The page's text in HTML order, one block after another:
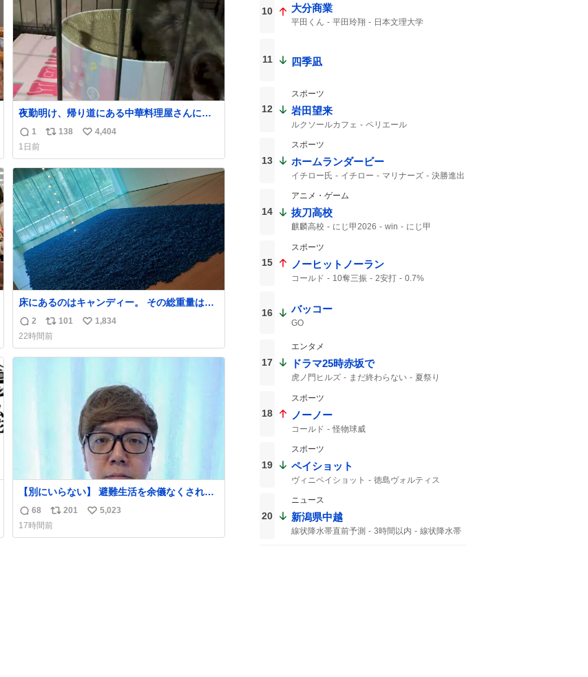
数
夜勤明け、帰り道にある中華料理屋さんに行
ったら急に「トイレニネコチャンイルヨ！ド
ウブツスキデショ！」と言われ(好きだけど
さ……)とトイレ行ったらまじで可愛い猫ちゃ
んがいた最大級のありがとうありがとうあり
がとうね〜〜〜！
返
信
数
1
リ
ス
ト
数
138
い
ね
4,404
1日前
床にあるのはキャンディー。 その総重量は亡
くなった人と同等の重さだそうです。 鑑賞者
は一つ持ち帰れますが、亡くなった人の一部
を持ち帰っているような感覚になりました。
勇気を出して口に入れたら、ハッカ味😳✨ #ポ
返
信
数
2
リ
ポ
ス
101
い
ね
1,834
22時間前
【別にいらない】 避難生活を余儀なくされて
いる子どもたちのためにヒカキンボックス
1000個を寄付させていただきました
返
信
68
リ
ポ
201
い
5,023
17時間前
10 大分商業
平田くん 平田玲翔
日本文理大学
11 四季凪
12
スポーツ
岩田望来
ルクソールカフェ
ペリエール
13
スポーツ
ホームランダービー
イチロー氏 イチロー マリナーズ
決勝進出
14
アニメ・ゲーム
抜刀高校
麒麟高校 にじ甲2026 win にじ甲
15
スポーツ
ノーヒットノーラン
コールド 10奪三振 2安打 0.7%
16 バッコー
GO
17
エンタメ
ドラマ25時赤坂で
虎ノ門ヒルズ まだ終わらない 夏祭り
18
スポーツ
ノーノー
コールド 怪物球威
19
スポーツ
ペイショット
ヴィニペイショット
徳島ヴォルティス
ヴォルティス
コンサドーレ札幌
コンサ
シュート
20
ニュース
新潟県中越
線状降水帯直前予測 3時間以内
線状降水帯